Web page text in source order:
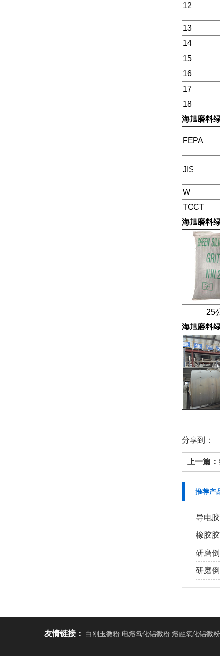
12
13
14
15
16
17
18
海旭磨料
FEPA
JIS
W
TOCT
海旭磨料
25公
海旭磨料
分享到：
上一篇：
推荐产
导电
橡胶
研磨
研磨
友情链接： 白刚玉微粉 电熔氧化铝微粉 熔融氧化铝微粉